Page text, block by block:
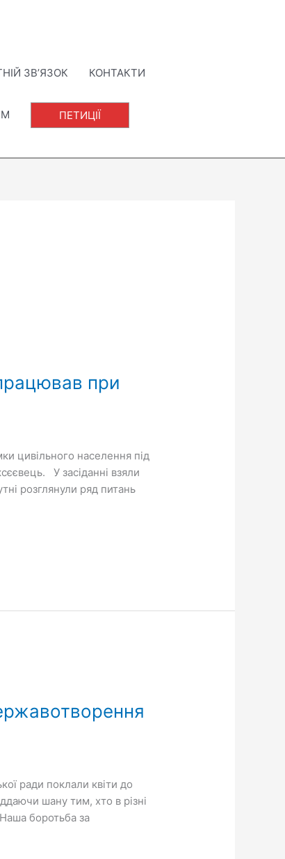
ЗВ’ЯЗОК КОНТАКТИ
ПЕТИЦІЇ
при
цивільного населення під
У засіданні взяли
розглянули ряд питань
ради поклали квіти до
шану тим, хто в різні
боротьба за